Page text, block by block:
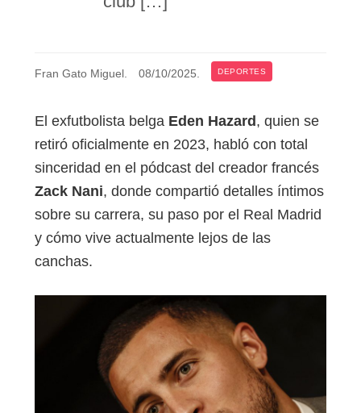
Fran Gato Miguel 08/10/2025 DEPORTES
El exfutbolista belga Eden Hazard , quien se
retiró oficialmente en 2023, habló con total
sinceridad en el pódcast del creador francés
Zack Nani, donde compartió detalles íntimos
sobre su carrera, su paso por el Real Madrid
y cómo vive actualmente lejos de las
canchas.